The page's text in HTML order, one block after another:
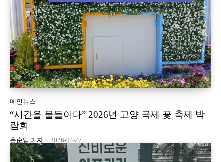
메인뉴스
“시간을 물들이다” 2026년 고양 국제 꽃 축제 박
람회
윤순임 기자 - 2026-04-27